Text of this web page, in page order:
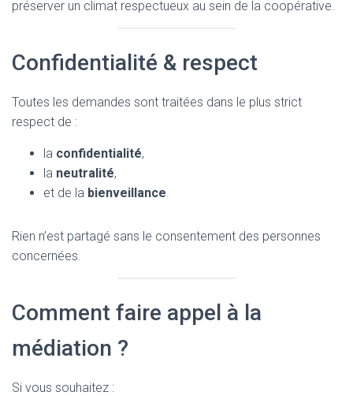
préserver un climat respectueux au sein de la coopérative.
Confidentialité & respect
Toutes les demandes sont traitées dans le plus strict
respect de :
la confidentialité,
la neutralité,
et de la bienveillance.
Rien n’est partagé sans le consentement des personnes
concernées.
Comment faire appel à la
médiation ?
Si vous souhaitez :